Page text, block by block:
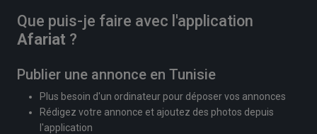
Que puis-je faire avec l'application
Afariat ?
Publier une annonce en Tunisie
Plus besoin d'un ordinateur pour déposer vos annonces
Rédigez votre annonce et ajoutez des photos depuis
l'application